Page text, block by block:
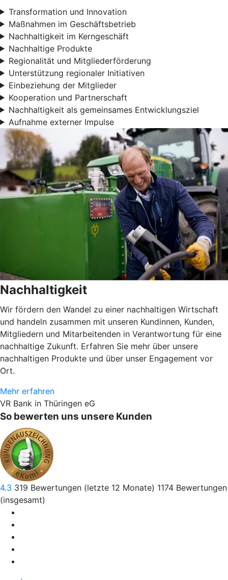
Transformation und Innovation
Maßnahmen im Geschäftsbetrieb
Nachhaltigkeit im Kerngeschäft
Nachhaltige Produkte
Regionalität und Mitgliederförderung
Unterstützung regionaler Initiativen
Einbeziehung der Mitglieder
Kooperation und Partnerschaft
Nachhaltigkeit als gemeinsames Entwicklungsziel
Aufnahme externer Impulse
Nachhaltigkeit
Wir fördern den Wandel zu einer nachhaltigen Wirtschaft
und handeln zusammen mit unseren Kundinnen, Kunden,
Mitgliedern und Mitarbeitenden in Verantwortung für eine
nachhaltige Zukunft. Erfahren Sie mehr über unsere
nachhaltigen Produkte und über unser Engagement vor
Ort.
Mehr erfahren
VR Bank in Thüringen eG
So bewerten uns unsere Kunden
4.3 319 Bewertungen (letzte 12 Monate) 1174 Bewertungen
(insgesamt)